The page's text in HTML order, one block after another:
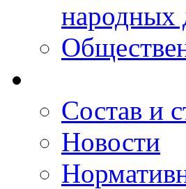
народных
Состав и
Новости